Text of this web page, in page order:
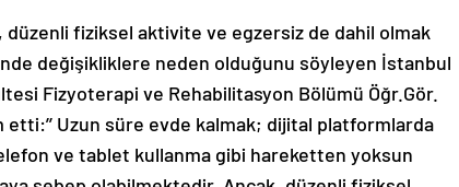
düzenli fiziksel aktivite ve egzersiz de dahil olmak
değişikliklere neden olduğunu söyleyen İstanbul
Fizyoterapi ve Rehabilitasyon Bölümü Öğr.Gör.
Uzun süre evde kalmak; dijital platformlarda
ve tablet kullanma gibi hareketten yoksun